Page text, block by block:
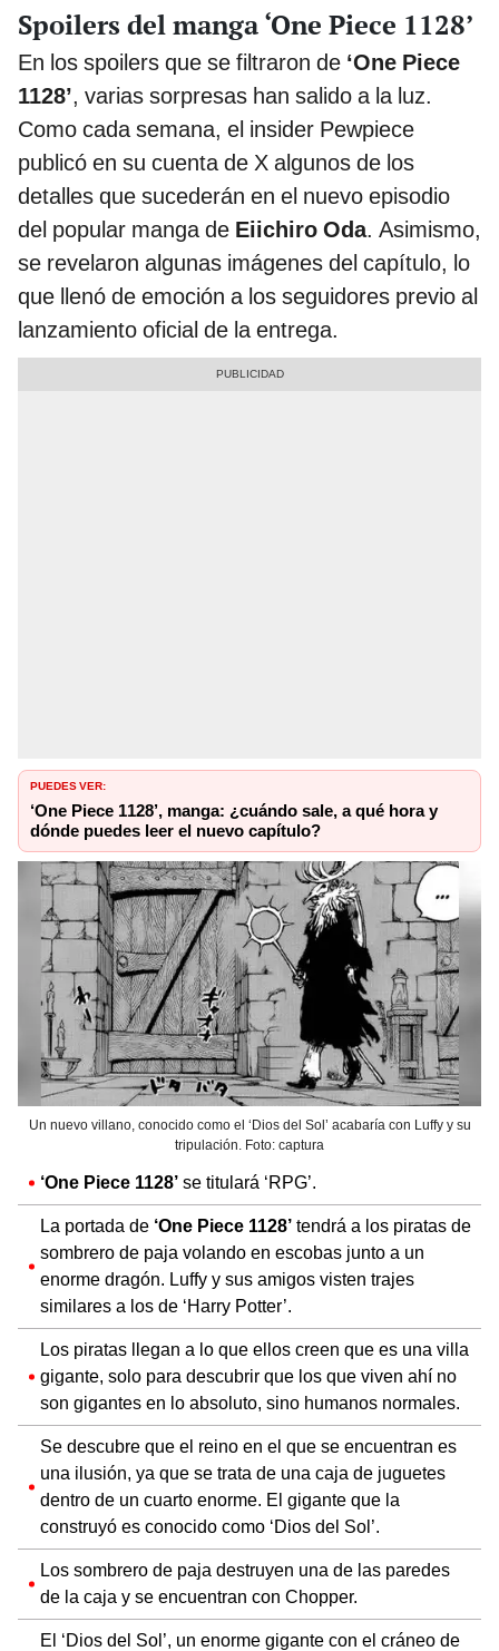
Spoilers del manga ‘One Piece 1128’
En los spoilers que se filtraron de ‘One Piece
1128’, varias sorpresas han salido a la luz.
Como cada semana, el insider Pewpiece
publicó en su cuenta de X algunos de los
detalles que sucederán en el nuevo episodio
del popular manga de Eiichiro Oda. Asimismo,
se revelaron algunas imágenes del capítulo, lo
que llenó de emoción a los seguidores previo al
lanzamiento oficial de la entrega.
PUEDES VER:
‘One Piece 1128’, manga: ¿cuándo sale, a qué hora y
dónde puedes leer el nuevo capítulo?
Un nuevo villano, conocido como el ‘Dios del Sol’ acabaría con Luffy y su
tripulación. Foto: captura
‘One Piece 1128’ se titulará ‘RPG’.
La portada de ‘One Piece 1128’ tendrá a los piratas de
sombrero de paja volando en escobas junto a un
enorme dragón. Luffy y sus amigos visten trajes
similares a los de ‘Harry Potter’.
Los piratas llegan a lo que ellos creen que es una villa
gigante, solo para descubrir que los que viven ahí no
son gigantes en lo absoluto, sino humanos normales.
Se descubre que el reino en el que se encuentran es
una ilusión, ya que se trata de una caja de juguetes
dentro de un cuarto enorme. El gigante que la
construyó es conocido como ‘Dios del Sol’.
Los sombrero de paja destruyen una de las paredes
de la caja y se encuentran con Chopper.
El ‘Dios del Sol’, un enorme gigante con el cráneo de